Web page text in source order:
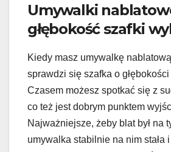
Umywalki
głębokość szafki
Kiedy masz umywalkę
sprawdzi się szafka o głębokości
Czasem możesz spotkać się z
co też jest dobrym punktem
Najważniejsze, żeby blat był na
umywalka stabilnie na nim stała